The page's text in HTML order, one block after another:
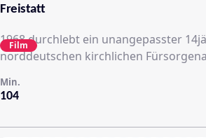
Freistatt
1968 durchlebt ein unangepasster
norddeutschen kirchlichen
104
Min.
Film